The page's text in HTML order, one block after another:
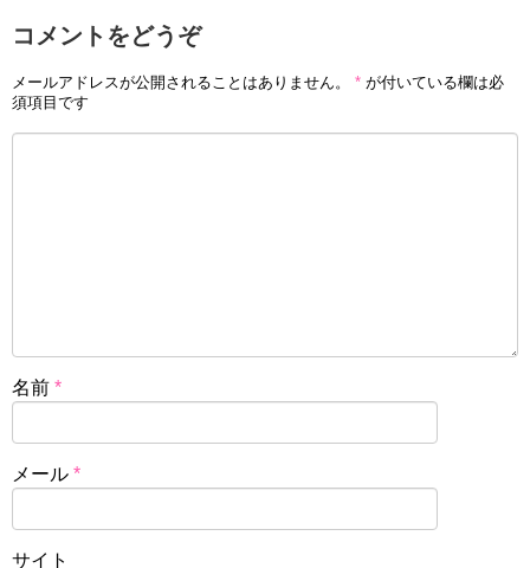
コメントをどうぞ
メールアドレスが公開されることはありません。 * が付いている欄は必
須項目です
名前 *
メール *
サイト